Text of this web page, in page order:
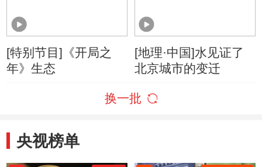
[特别节目]《开局之
年》生态
[地理·中国]水见证了
北京城市的变迁
换一批
央视榜单